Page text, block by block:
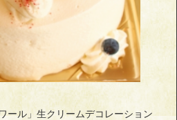
ール」生クリームデコレーション